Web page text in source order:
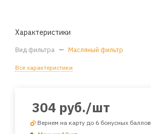
Характеристики
Вид фильтра — Масляный фильтр
Все характеристики
304 руб./шт
Вернем на карту до 6 бонусных баллов